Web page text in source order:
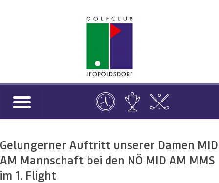
Gelungerner Auftritt unserer Damen MID
AM Mannschaft bei den NÖ MID AM MMS
im 1. Flight